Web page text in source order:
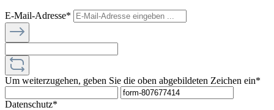
E-Mail-Adresse*
Um weiterzugehen, geben Sie die oben abgebildeten Zeichen ein*
Datenschutz*